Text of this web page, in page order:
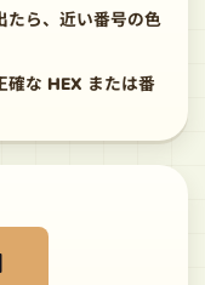
たら、近い番号の色
確な HEX または番